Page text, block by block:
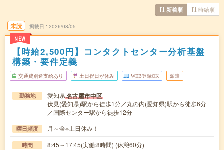
新着順 時給順
未読
NEW
掲載日 2026/08/05
【時給2,500円】コンタクトセンター分析基盤
構築・要件定義
交通費別途支給あり 土日祝日が休み WEB登録OK 派遣
勤務地 愛知県名古屋市中区
伏見(愛知県)駅から徒歩1分／丸の内(愛知県)駅から徒歩6分
／国際センター駅から徒歩12分
曜日頻度 月～金※土日休み！
時間 8:45～17:45(実働:8時間) (休憩60分)